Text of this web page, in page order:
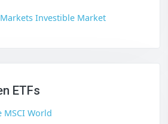
Investible Market
ETFs
MSCI World